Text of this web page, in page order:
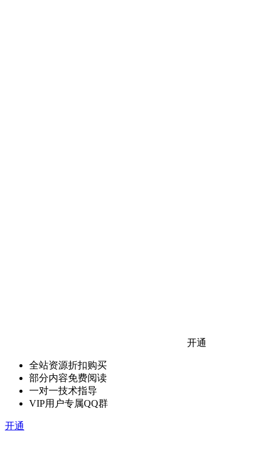
开通
全站资源折扣购买
部分内容免费阅读
一对一技术指导
VIP用户专属QQ群
开通